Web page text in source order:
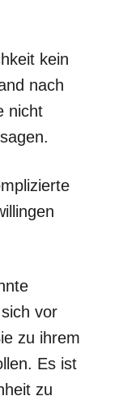
kein
nach
nicht
vor
zu ihrem
Es ist
zu